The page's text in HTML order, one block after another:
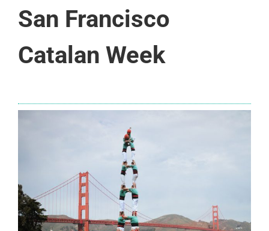
San Francisco
Catalan Week